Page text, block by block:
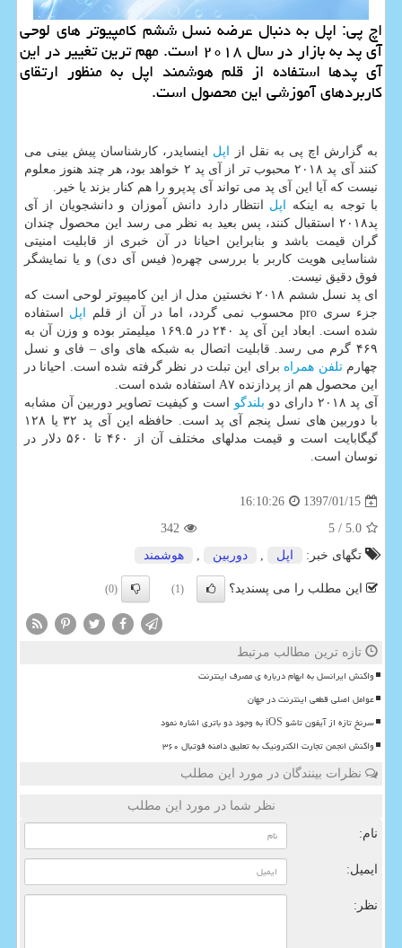
اچ پی: اپل به دنبال عرضه نسل ششم كامپیوتر های لوحی
آی پد به بازار در سال ۲۰۱۸ است. مهم ترین تغییر در این
آی پدها استفاده از قلم هوشمند اپل به منظور ارتقای
كاربردهای آموزشی این محصول است.
به گزارش اچ پی به نقل از اپل اینسایدر، كارشناسان پیش بینی می
كنند آی پد ۲۰۱۸ محبوب تر از آی پد ۲ خواهد بود، هر چند هنوز معلوم
نیست كه آیا این آی پد می تواند آی پدپرو را هم كنار بزند یا خیر.
با توجه به اینكه اپل انتظار دارد دانش آموزان و دانشجویان از آی
پد۲۰۱۸ استقبال كنند، پس بعید به نظر می رسد این محصول چندان
گران قیمت باشد و بنابراین احیانا در آن خبری از قابلیت امنیتی
شناسایی هویت كاربر با بررسی چهره( فیس آی دی) و یا نمایشگر
فوق دقیق نیست.
ای پد نسل ششم ۲۰۱۸ نخستین مدل از این كامپیوتر لوحی است كه
جزء سری pro محسوب نمی گردد، اما در آن از قلم
اپل استفاده
شده است. ابعاد این آی پد ۲۴۰ در ۱۶۹.۵ میلیمتر بوده و وزن آن به
۴۶۹ گرم می رسد. قابلیت اتصال به شبكه های وای – فای و نسل
چهارمتلفن همراه برای این تبلت در نظر گرفته شده است. احیانا در
این محصول هم از پردازنده A۷ استفاده شده است.
آی پد ۲۰۱۸ دارای دو
بلندگو است و كیفیت تصاویر دوربین آن مشابه
با دوربین های نسل پنجم آی پد است. حافظه این آی پد ۳۲ یا ۱۲۸
گیگابایت است و قیمت مدلهای مختلف آن از ۴۶۰ تا ۵۶۰ دلار در
نوسان است.
1397/01/15
16:10:26
5.0
/ 5
342
تگهای خبر:
اپل , دوربین , هوشمند
این مطلب را می پسندید؟ (1)
(0)
تازه ترین مطالب مرتبط
واکنش ایرانسل به ابهام درباره ی مصرف اینترنت
عوامل اصلی قطعی اینترنت در جهان
سرنخ تازه از آیفون تاشو iOS به وجود دو باتری اشاره نمود
واکنش انجمن تجارت الکترونیک به تعلیق دامنه فوتبال ۳۶۰
نظرات بینندگان در مورد این مطلب
نظر شما در مورد این مطلب
نام:
ایمیل:
نظر: